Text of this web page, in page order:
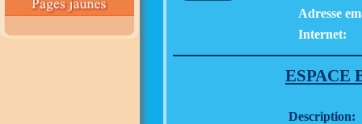
Adresse
Internet:
ESPACE
Description: